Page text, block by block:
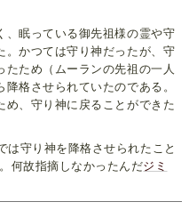
、眠っている御先祖様の霊や守
。かつては守り神だったが、守
たため（ムーランの先祖の一人
格させられていたのである。
め、守り神に戻ることができた
は守り神を降格させられたこと
何故指摘しなかったんだジミ